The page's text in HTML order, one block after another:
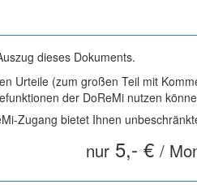
dieses Dokuments.
Urteile (zum großen Teil mit
der DoReMi nutzen
Zugang bietet Ihnen
nur5,- € /